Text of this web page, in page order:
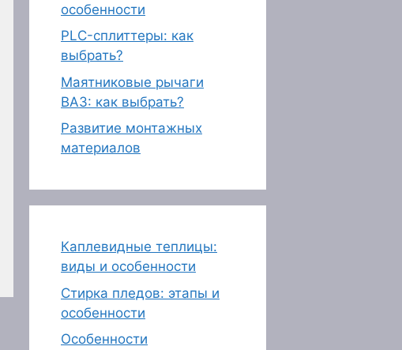
особенности
PLC-сплиттеры: как
выбрать?
Маятниковые рычаги
ВАЗ: как выбрать?
Развитие монтажных
материалов
Каплевидные теплицы:
виды и особенности
Стирка пледов: этапы и
особенности
Особенности